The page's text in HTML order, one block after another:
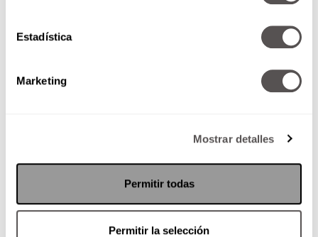
Estadística
Marketing
Mostrar detalles
Permitir todas
Permitir la selección